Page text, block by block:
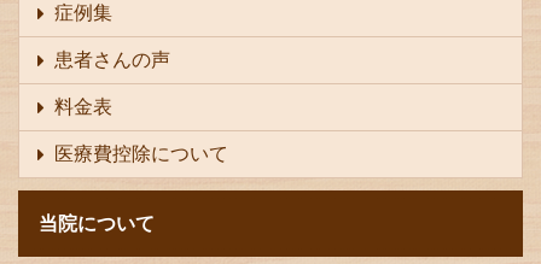
症例集
患者さんの声
料金表
医療費控除について
当院について